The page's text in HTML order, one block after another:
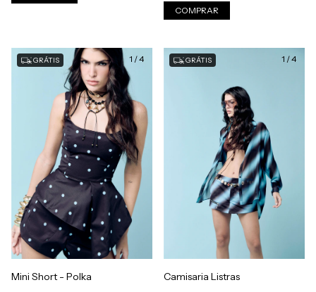
COMPRAR
1 /4
GRÁTIS
Mini Short - Polka
1 /4
GRÁTIS
Camisaria Listras